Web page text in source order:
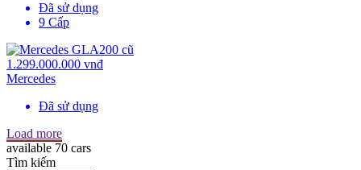
Đã sử dụng
9 Cấp
1.299.000.000 vnđ
Mercedes
Đã sử dụng
Load more
available 70 cars
Tìm kiếm